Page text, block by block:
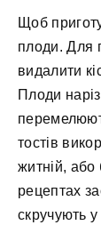
Щоб
плоди. Для
видалити
Плоди
тостів
житній, або
рецептах
скручують